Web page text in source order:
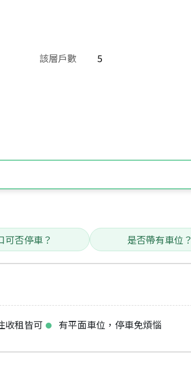
該層戶數
5
可否停車？ 是否帶有車位？
收租皆可 有平面車位，停車免煩惱